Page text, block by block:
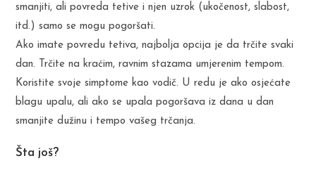
smanjiti, ali povreda tetive i njen uzrok (ukočenost, slabost,
itd.) samo se mogu pogoršati.
Ako imate povredu tetiva, najbolja opcija je da trčite svaki
dan. Trčite na kraćim, ravnim stazama umjerenim tempom.
Koristite svoje simptome kao vodič. U redu je ako osjećate
blagu upalu, ali ako se upala pogoršava iz dana u dan
smanjite dužinu i tempo vašeg trčanja.
Šta još?